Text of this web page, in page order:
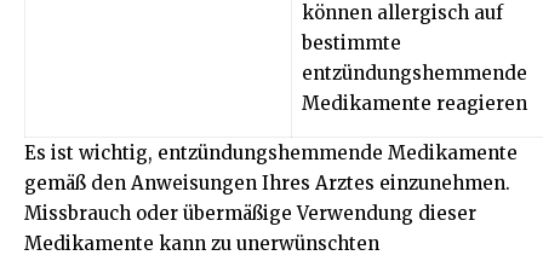
können allergisch auf
bestimmte
entzündungshemmende
Medikamente reagieren
Es ist wichtig, entzündungshemmende Medikamente
gemäß den Anweisungen Ihres Arztes einzunehmen.
Missbrauch oder übermäßige Verwendung dieser
Medikamente kann zu unerwünschten